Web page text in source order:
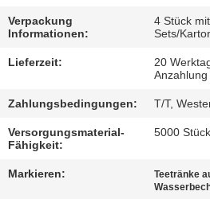
NACHRICHTEN
SITEMAP
Verpackung
Informationen:
4 Stück
Sets/
Lieferzeit:
20
Anzahlung
Zahlungsbedingungen: T/T,
Versorgungsmaterial-
Fähigkeit:
5000
Markieren: Teetränke